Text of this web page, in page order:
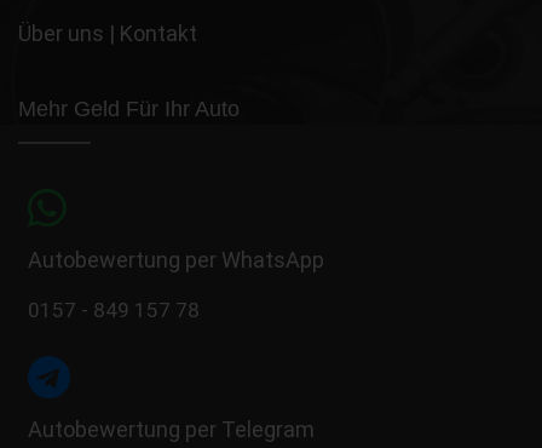
Über uns | Kontakt
Mehr Geld Für Ihr Auto
Autobewertung per WhatsApp
0157 - 849 157 78
Autobewertung per Telegram